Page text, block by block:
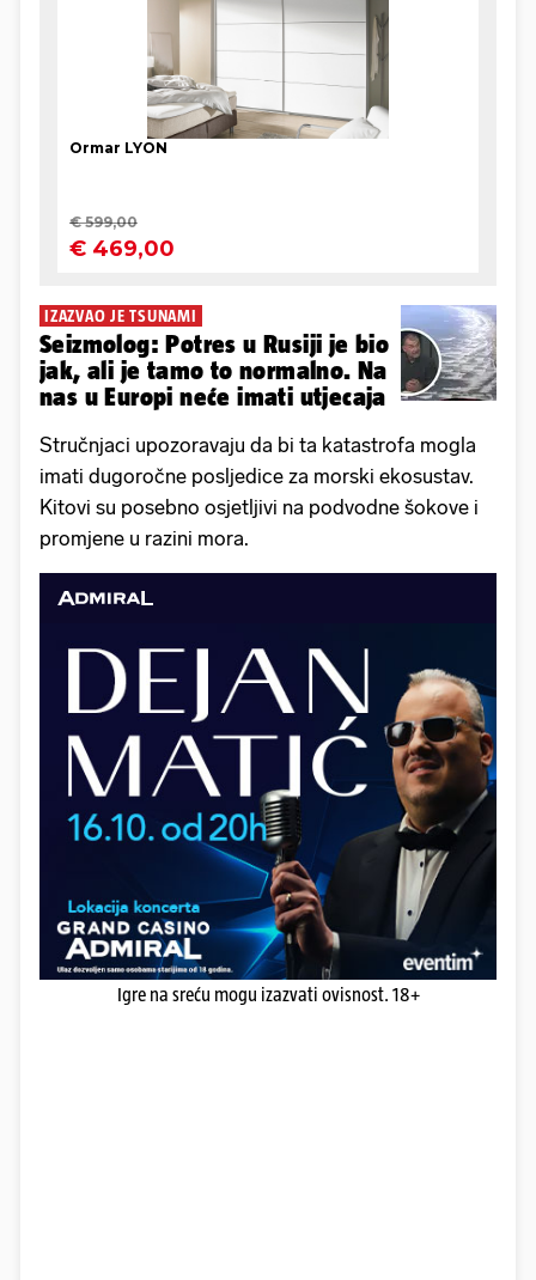
IZAZVAO JE TSUNAMI
Seizmolog: Potres u Rusiji je bio
jak, ali je tamo to normalno. Na
nas u Europi neće imati utjecaja
Stručnjaci upozoravaju da bi ta katastrofa mogla
imati dugoročne posljedice za morski ekosustav.
Kitovi su posebno osjetljivi na podvodne šokove i
promjene u razini mora.
Igre na sreću mogu izazvati ovisnost. 18+